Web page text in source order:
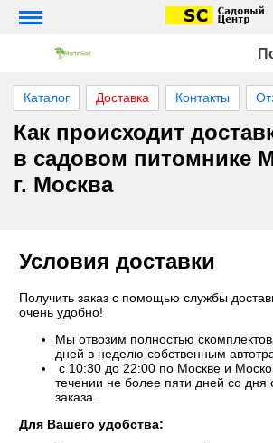
Каталог Доставка Контакты
Как происходит
в садовом питомнике
г. Москва
Условия доставки
Получить заказ с помощью службы
очень удобно!
Мы отвозим полностью
дней в неделю собственным
с 10:30 до 22:00 по Москве и
течении не более пяти дней со
заказа.
Для Вашего удобства: